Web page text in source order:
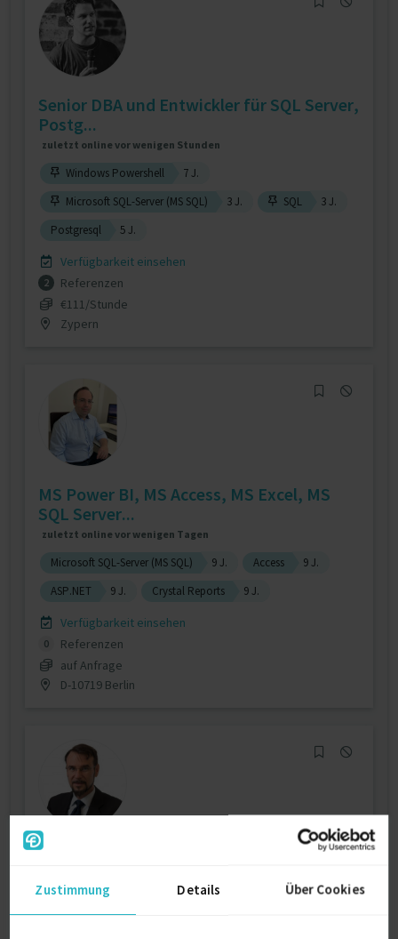
Zustimmung Details Über Cookies
Senior DBA und Entwickler für SQL Server,
Postg...
zuletzt online vor wenigen Stunden
Windows Powershell
7 J.
Microsoft SQL-Server (MS SQL)
3 J. SQL
3 J.
Postgresql
5 J.
Verfügbarkeit einsehen
2
Referenzen
€111/Stunde
Zypern
MS Power BI, MS Access, MS Excel, MS
SQL Server...
zuletzt online vor wenigen Tagen
Microsoft SQL-Server (MS SQL) 9 J. Access
9 J.
ASP.NET
9 J. Crystal Reports 9 J.
Verfügbarkeit einsehen
0
Referenzen
auf Anfrage
D-10719 Berlin
Datenbankentwickler (SQL-Server |
zuletzt online vor wenigen Stunden